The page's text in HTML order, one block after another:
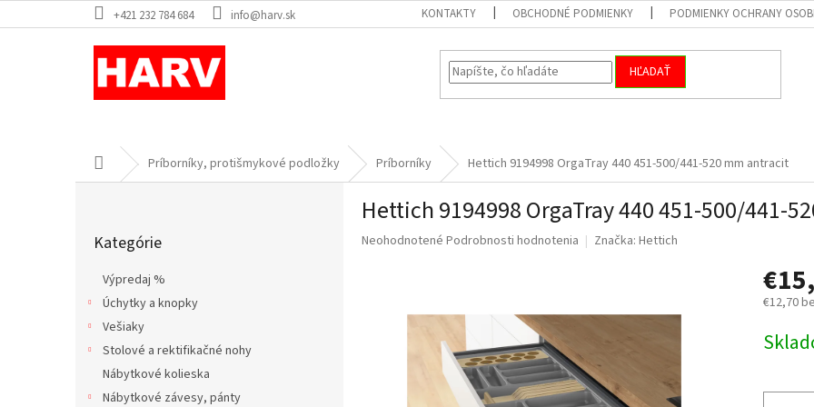
na
+421 232 784 684 info@harv.sk KONTAKTY OBCHODNÉ PODMIENKY PODMIENKY OCHRANY
HĽADAŤ
DomovPríborníky, protišmykové podložky Príborníky Hettich 9194998 OrgaTray 440 451-500/441-520 mm antracit
kategórie
Kategórie
Výpredaj %
Úchytky a knopky
Vešiaky
Stolové a rektifikačné nohy
Nábytkové kolieska
Nábytkové závesy, pánty
Hettich 9194998 OrgaTray 440 451-500/441-
Priemerné
Neohodnotené Podrobnosti hodnotenia Značka: Hettich
€12,70
cena: